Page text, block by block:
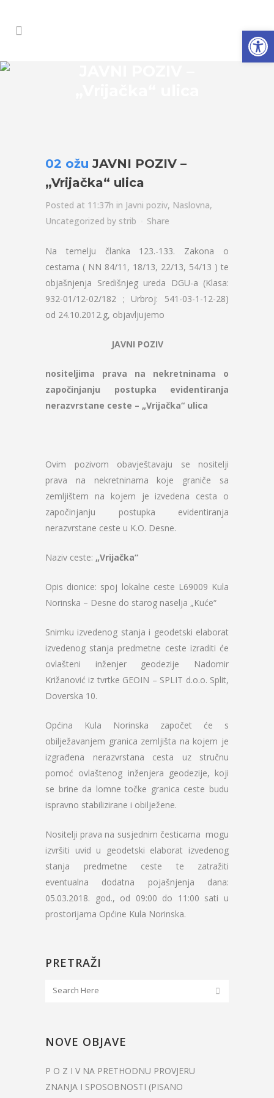
02 ožu JAVNI POZIV –
„Vrijačka“ ulica
Posted at 11:37h in Javni poziv, Naslovna,
Uncategorized by strib Share
Na temelju članka 123.-133. Zakona o
cestama ( NN 84/11, 18/13, 22/13, 54/13 ) te
objašnjenja Središnjeg ureda DGU-a (Klasa:
932-01/12-02/182 ; Urbroj: 541-03-1-12-28)
od 24.10.2012.g, objavljujemo
JAVNI POZIV
nositeljima prava na nekretninama o
započinjanju postupka evidentiranja
nerazvrstane ceste – „Vrijačka“ ulica
Ovim pozivom obavještavaju se nositelji
prava na nekretninama koje graniče sa
zemljištem na kojem je izvedena cesta o
započinjanju postupka evidentiranja
nerazvrstane ceste u K.O. Desne.
Naziv ceste: „Vrijačka“
Opis dionice: spoj lokalne ceste L69009 Kula
Norinska – Desne do starog naselja „Kuće“
Snimku izvedenog stanja i geodetski elaborat
izvedenog stanja predmetne ceste izraditi će
ovlašteni inženjer geodezije Nadomir
Križanović iz tvrtke GEOIN – SPLIT d.o.o. Split,
Doverska 10.
Općina Kula Norinska započet će s
obilježavanjem granica zemljišta na kojem je
izgrađena nerazvrstana cesta uz stručnu
pomoć ovlaštenog inženjera geodezije, koji
se brine da lomne točke granica ceste budu
ispravno stabilizirane i obilježene.
Nositelji prava na susjednim česticama mogu
izvršiti uvid u geodetski elaborat izvedenog
stanja predmetne ceste te zatražiti
eventualna dodatna pojašnjenja dana:
05.03.2018. god., od 09:00 do 11:00 sati u
prostorijama Općine Kula Norinska.
PRETRAŽI
NOVE OBJAVE
P O Z I V NA PRETHODNU PROVJERU
ZNANJA I SPOSOBNOSTI (PISANO